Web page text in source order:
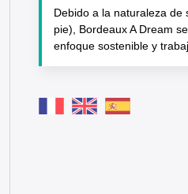
Debido a la naturaleza de
pie), Bordeaux A Dream
enfoque sostenible y